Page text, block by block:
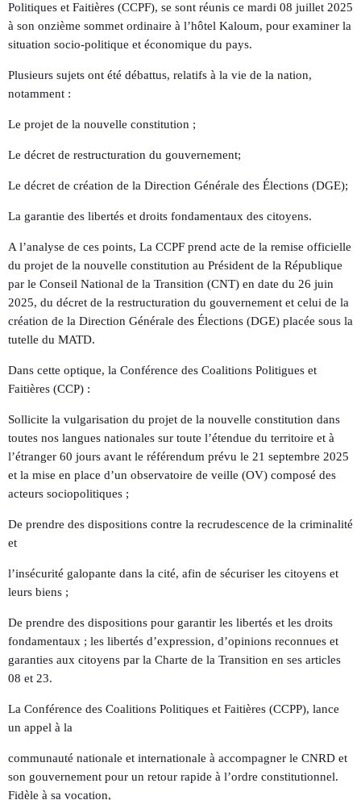
Politiques et Faitières (CCPF), se sont réunis ce mardi 08 juillet 2025
à son onzième sommet ordinaire à l’hôtel Kaloum, pour examiner la
situation socio-politique et économique du pays.
Plusieurs sujets ont été débattus, relatifs à la vie de la nation,
notamment :
Le projet de la nouvelle constitution ;
Le décret de restructuration du gouvernement;
Le décret de création de la Direction Générale des Élections (DGE);
La garantie des libertés et droits fondamentaux des citoyens.
A l’analyse de ces points, La CCPF prend acte de la remise officielle
du projet de la nouvelle constitution au Président de la République
par le Conseil National de la Transition (CNT) en date du 26 juin
2025, du décret de la restructuration du gouvernement et celui de la
création de la Direction Générale des Élections (DGE) placée sous la
tutelle du MATD.
Dans cette optique, la Conférence des Coalitions Politigues et
Faitières (CCP) :
Sollicite la vulgarisation du projet de la nouvelle constitution dans
toutes nos langues nationales sur toute l’étendue du territoire et à
l’étranger 60 jours avant le référendum prévu le 21 septembre 2025
et la mise en place d’un observatoire de veille (OV) composé des
acteurs sociopolitiques ;
De prendre des dispositions contre la recrudescence de la criminalité
et
l’insécurité galopante dans la cité, afin de sécuriser les citoyens et
leurs biens ;
De prendre des dispositions pour garantir les libertés et les droits
fondamentaux ; les libertés d’expression, d’opinions reconnues et
garanties aux citoyens par la Charte de la Transition en ses articles
08 et 23.
La Conférence des Coalitions Politiques et Faitières (CCPP), lance
un appel à la
communauté nationale et internationale à accompagner le CNRD et
son gouvernement pour un retour rapide à l’ordre constitutionnel.
Fidèle à sa vocation,